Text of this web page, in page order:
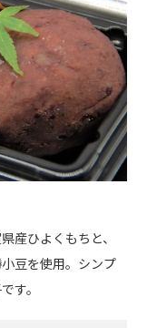
産ひよくもちと、
豆を使用。シンプ
す。